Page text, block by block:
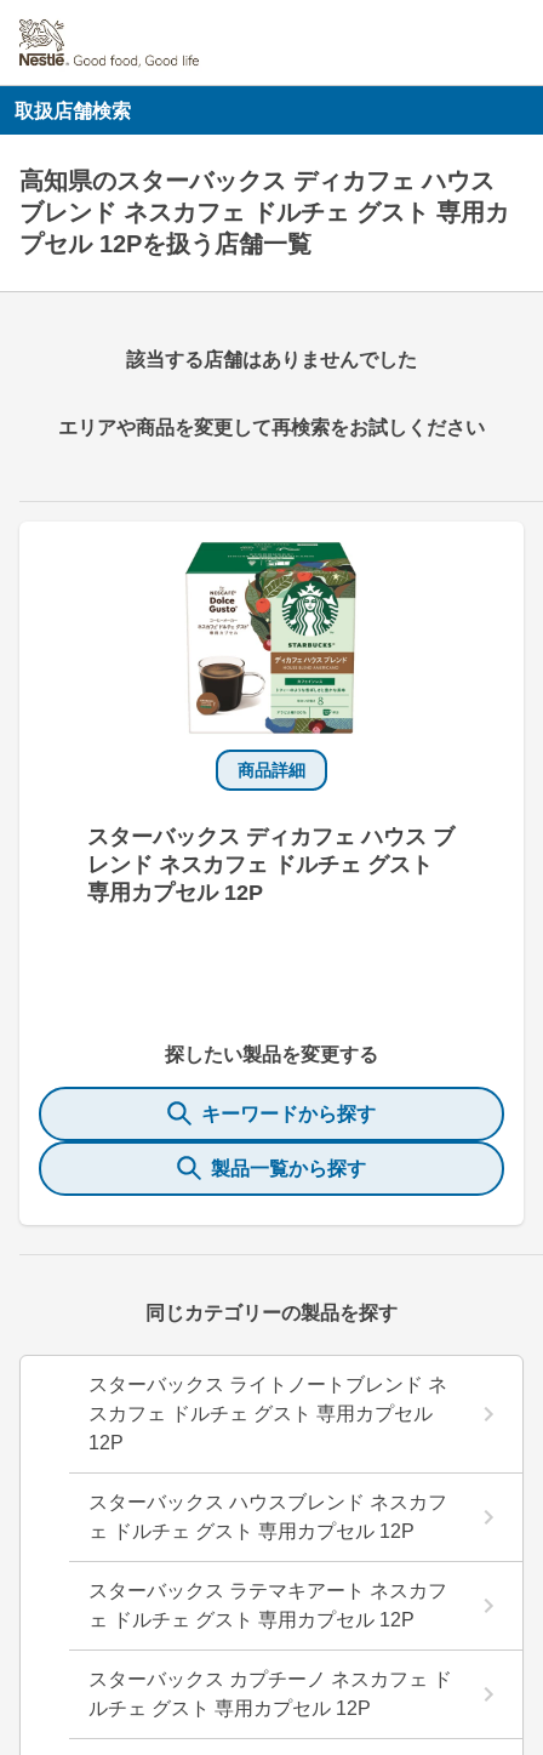
取扱店舗検索
高知県のスターバックス ディカフェ ハウス
ブレンド ネスカフェ ドルチェ グスト 専用カ
プセル 12Pを扱う店舗一覧
商品詳細
スターバックス ディカフェ ハウス ブ
レンド ネスカフェ ドルチェ グスト
専用カプセル 12P
探したい製品を変更する
キーワードから探す
製品一覧から探す
同じカテゴリーの製品を探す
スターバックス ライトノートブレンド ネ
スカフェ ドルチェ グスト 専用カプセル
12P
スターバックス ハウスブレンド ネスカフ
ェ ドルチェ グスト 専用カプセル 12P
スターバックス ラテマキアート ネスカフ
ェ ドルチェ グスト 専用カプセル 12P
スターバックス カプチーノ ネスカフェ ド
ルチェ グスト 専用カプセル 12P
該当する店舗はありませんでした
エリアや商品を変更して再検索をお試しください